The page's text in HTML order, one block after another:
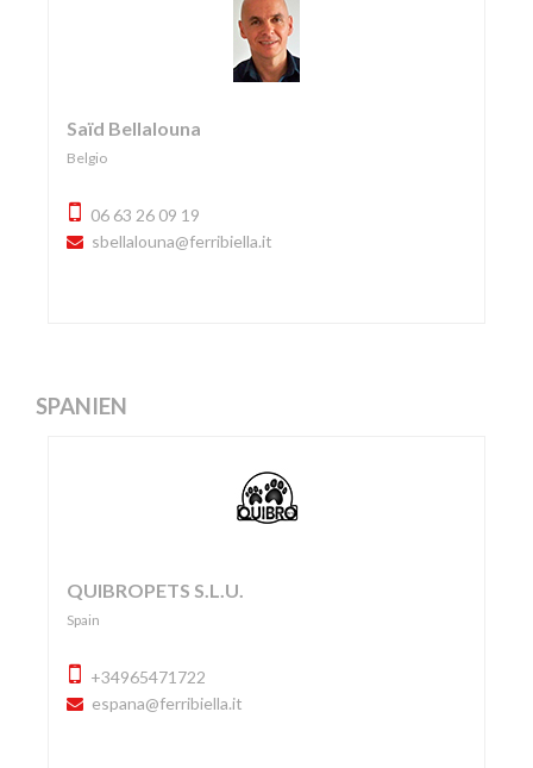
Saïd Bellalouna
Belgio
06 63 26 09 19
sbellalouna@ferribiella.it
SPANIEN
QUIBROPETS S.L.U.
Spain
+34965471722
espana@ferribiella.it